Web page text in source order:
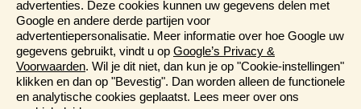
van UNESCO. Bijzonder is dat de figuren gebouwd
zijn op ware grootte en allemaal uniek zijn wat betreft
uniform, haardracht en expressie. Ze zijn bovendien
duidelijk verdeeld in rang en uitgerust met wapens en
terracotta paarden. De best bewaarde en
gerestaureerde beelden worden in het bijbehorende
museum tentoongesteld, dus dat is ook zeer de
Brochures aanvragen
Informatiedagen
Magazine
Aanmelden nieuwsbrief
advertenties. Deze cookies kunnen uw gegevens delen met
Google en andere derde partijen voor
advertentiepersonalisatie. Meer informatie over hoe Google uw
gegevens gebruikt, vindt u op Google’s Privacy &
Voorwaarden. Wil je dit niet, dan kun je op "Cookie-instellingen"
klikken en dan op "Bevestig". Dan worden alleen de functionele
en analytische cookies geplaatst. Lees meer over ons